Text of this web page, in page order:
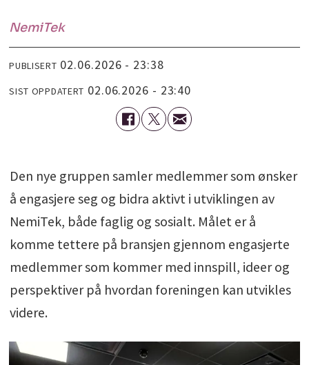
NemiTek
PUBLISERT 02.06.2026 - 23:38
SIST OPPDATERT 02.06.2026 - 23:40
Den nye gruppen samler medlemmer som ønsker
å engasjere seg og bidra aktivt i utviklingen av
NemiTek, både faglig og sosialt. Målet er å
komme tettere på bransjen gjennom engasjerte
medlemmer som kommer med innspill, ideer og
perspektiver på hvordan foreningen kan utvikles
videre.